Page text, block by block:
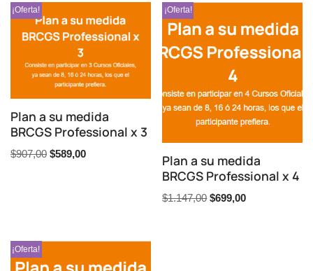
¡Oferta!
Plan a su medida
BRCGS Professional x 3
$907,00 $589,00
¡Oferta!
Plan a su medida
BRCGS Professional x 4
$1.147,00 $699,00
¡Oferta!